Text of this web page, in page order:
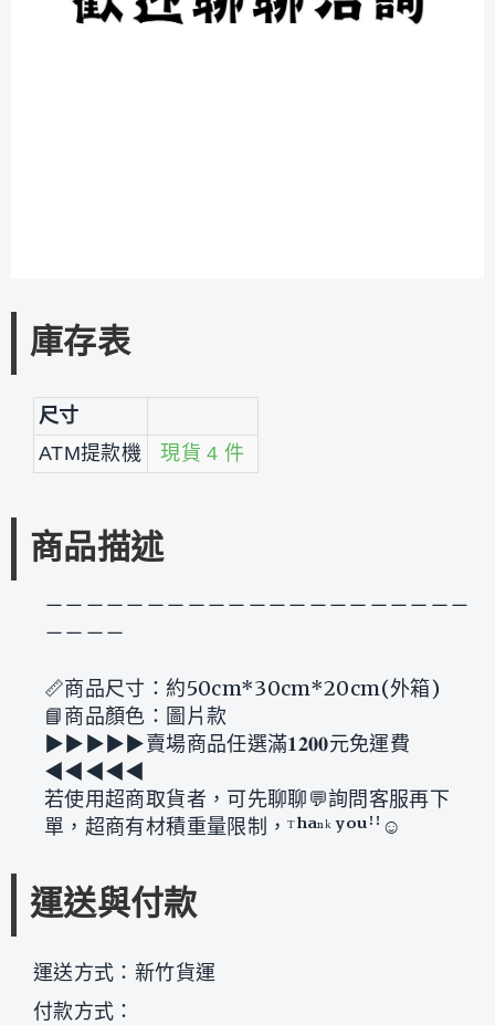
庫存表
尺寸
ATM提款機
現貨 4 件
商品描述
－－－－－－－－－－－－－－－－－－－－－
－－－－
📏商品尺寸：約50cm*30cm*20cm(外箱)
📘商品顏色：圖片款
▶︎▶︎▶︎▶︎▶︎賣場商品任選滿𝟏𝟐𝟎𝟎元免運費
◀︎◀︎◀︎◀︎◀︎
若使用超商取貨者，可先聊聊💬詢問客服再下
單，超商有材積重量限制，ᵀʰᵃⁿᵏ ʸᵒᵘꜝꜝ☺
運送與付款
運送方式：新竹貨運
付款方式：